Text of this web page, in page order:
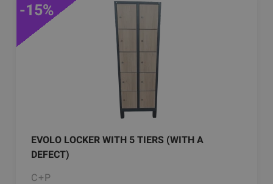
EVOLO LOCKER WITH 5 TIERS (WITH A
DEFECT)
C+P
-15%